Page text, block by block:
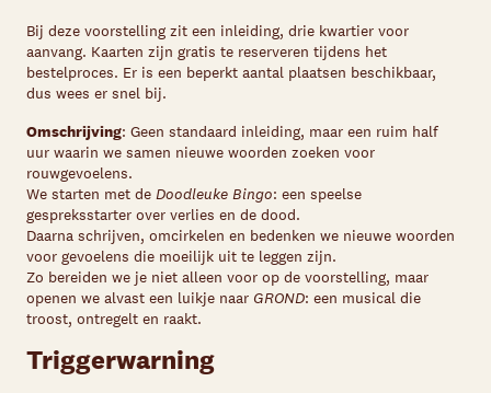
Bij deze voorstelling zit een inleiding, drie kwartier voor
aanvang. Kaarten zijn gratis te reserveren tijdens het
bestelproces. Er is een beperkt aantal plaatsen beschikbaar,
dus wees er snel bij.
Omschrijving: Geen standaard inleiding, maar een ruim half
uur waarin we samen nieuwe woorden zoeken voor
rouwgevoelens.
We starten met de Doodleuke Bingo: een speelse
gespreksstarter over verlies en de dood.
Daarna schrijven, omcirkelen en bedenken we nieuwe woorden
voor gevoelens die moeilijk uit te leggen zijn.
Zo bereiden we je niet alleen voor op de voorstelling, maar
openen we alvast een luikje naar GROND: een musical die
troost, ontregelt en raakt.
Triggerwarning